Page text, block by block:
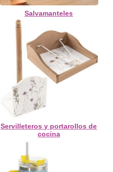
Salvamanteles
Servilleteros y portarollos de
cocina